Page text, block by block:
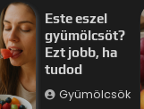
Este eszel
gyümölcsöt?
Ezt jobb, ha
tudod
Gyümölcsök